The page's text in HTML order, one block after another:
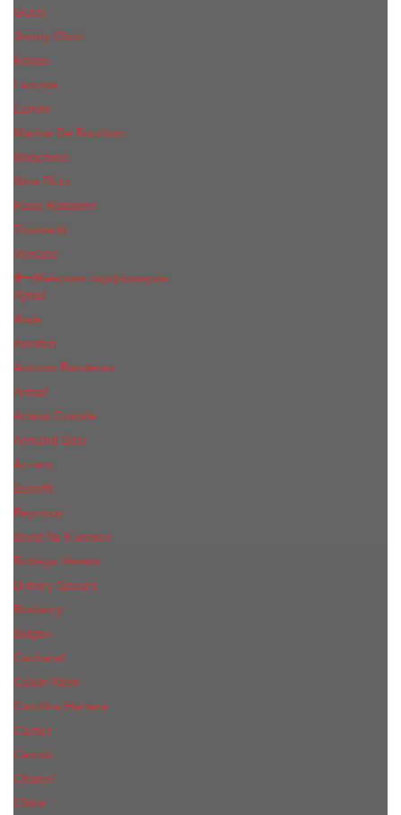
Gucci
Jimmy Choo
Kenzo
Lacoste
Lanvin
Marina De Bourbon
Moschino
Nina Ricci
Paco Rabanne
Trussardi
Versace
Женская парфюмерия
Ajmal
Alaia
Annifen
Antonio Banderas
Armaf
Ariana Grande
Armand Basi
Azzaro
Benefit
Beyonce
Bond № 9 unisex
Bottega Veneta
Britney Spears
Burberry
Bvlgari
Cacharel
Calvin Klein
Carolina Herrera
Cartier
Cerruti
Сhanеl
Chloe